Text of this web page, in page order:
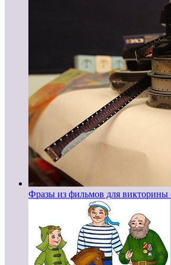
Фразы из фильмов для викторины